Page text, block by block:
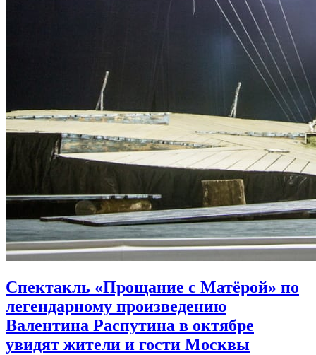
Спектакль «Прощание с Матёрой» по
легендарному произведению
Валентина Распутина в октябре
увидят жители и гости Москвы